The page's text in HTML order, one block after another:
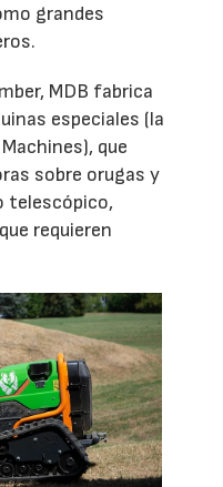
grandes
MDB fabrica
especiales (la
que
sobre orugas y
telescópico,
requieren